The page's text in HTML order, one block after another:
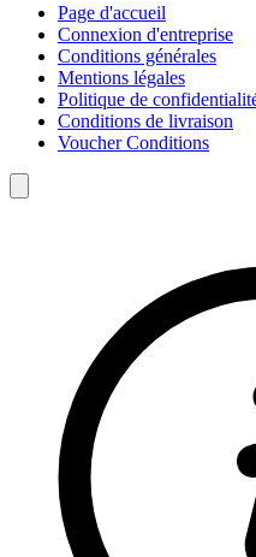
Page d'accueil
Connexion d'entreprise
Conditions générales
Mentions légales
Politique de
Conditions de livraison
Voucher Conditions